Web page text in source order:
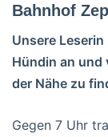
Bahnhof
Unsere
Hündin an und
der Nähe zu
Gegen 7 Uhr